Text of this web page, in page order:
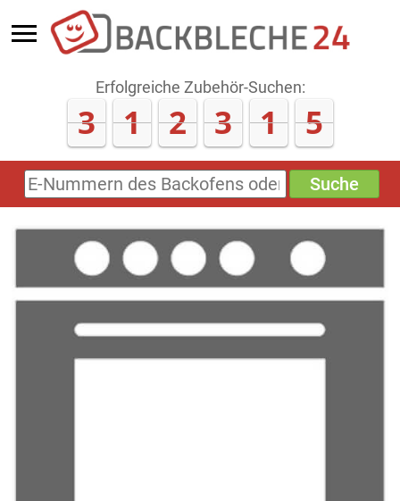
Erfolgreiche Zubehör-Suchen:
3 1 2 3 1 6
E-
Nummern
Sonderzeichen)
Suche